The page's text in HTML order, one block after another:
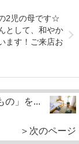
2児の母です☆
として、和やか
ます！ご来店お
の」を...
＞次のページ